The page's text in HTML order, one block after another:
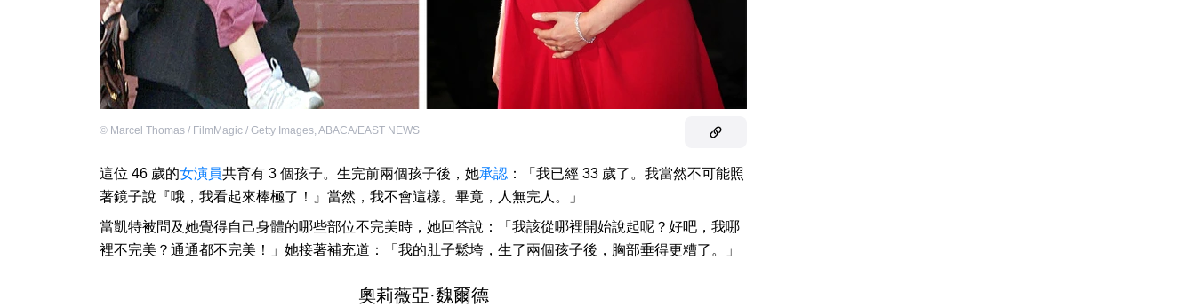
© Marcel Thomas / FilmMagic / Getty Images, ABACA/EAST NEWS
這位 46 歲的女演員共育有 3 個孩子。生完前兩個孩子後，她承認 ：「我已經 33 歲了。我當然不可能照
著鏡子說『哦，我看起來棒極了！』當然，我不會這樣。畢竟，人無完人。」
當凱特被問及她覺得自己身體的哪些部位不完美時，她回答說：「我該從哪裡開始說起呢？好吧，我哪
裡不完美？通通都不完美！」她接著補充道：「我的肚子鬆垮，生了兩個孩子後，胸部垂得更糟了。」
奧莉薇亞·魏爾德